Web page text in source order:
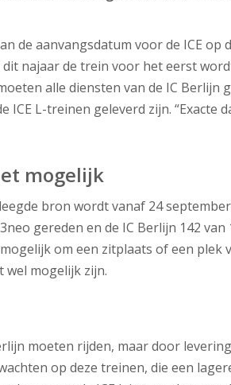
de aanvangsdatum voor de ICE op
najaar de trein voor het eerst
alle diensten van de IC Berlijn
ICE L-treinen geleverd zijn. “Exacte
mogelijk
bron wordt vanaf 24
gereden en de IC Berlijn 142
om een zitplaats of een plek
wel mogelijk zijn.
moeten rijden, maar door
op deze treinen, die een